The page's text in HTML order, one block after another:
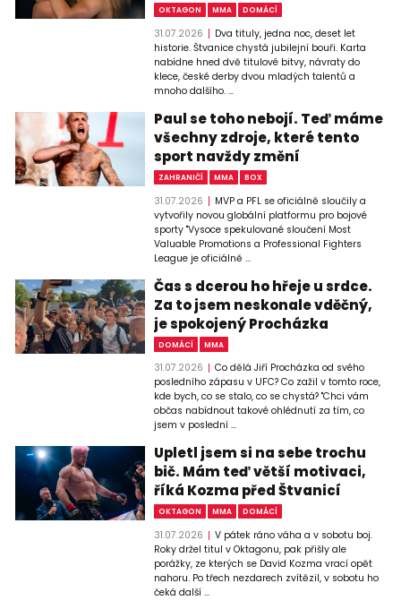
OKTAGON MMA DOMÁCÍ
31.07.2026
Dva tituly, jedna noc, deset let
historie. Štvanice chystá jubilejní bouři. Karta
nabídne hned dvě titulové bitvy, návraty do
klece, české derby dvou mladých talentů a
mnoho dalšího. ...
Paul se toho nebojí. Teď máme
všechny zdroje, které tento
sport navždy změní
ZAHRANIČÍ MMA BOX
31.07.2026
MVP a PFL se oficiálně sloučily a
vytvořily novou globální platformu pro bojové
sporty "Vysoce spekulované sloučení Most
Valuable Promotions a Professional Fighters
League je oficiálně ...
Čas s dcerou ho hřeje u srdce.
Za to jsem neskonale vděčný,
je spokojený Procházka
DOMÁCÍ MMA
31.07.2026
Co dělá Jiří Procházka od svého
posledního zápasu v UFC? Co zažil v tomto roce,
kde bych, co se stalo, co se chystá? "Chci vám
občas nabídnout takové ohlédnutí za tím, co
jsem v poslední ...
Upletl jsem si na sebe trochu
bič. Mám teď větší motivaci,
říká Kozma před Štvanicí
OKTAGON MMA DOMÁCÍ
31.07.2026
V pátek ráno váha a v sobotu boj.
Roky držel titul v Oktagonu, pak přišly ale
porážky, ze kterých se David Kozma vrací opět
nahoru. Po třech nezdarech zvítězil, v sobotu ho
čeká další ...